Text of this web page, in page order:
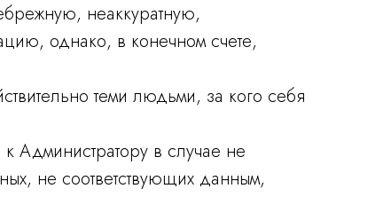
неаккуратную,
однако, в конечном счете,
теми людьми, за кого себя
Администратору в случае не
не соответствующих данным,